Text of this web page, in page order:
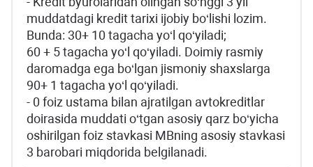
muddatdagi kredit tarixi ijobiy bo‘lishi lozim.
Bunda: 30+ 10 tagacha yo‘l qo‘yiladi;
60 + 5 tagacha yo‘l qo‘yiladi. Doimiy rasmiy
daromadga ega bo‘lgan jismoniy shaxslarga
90+ 1 tagacha yo‘l qo‘yiladi.
- 0 foiz ustama bilan ajratilgan avtokreditlar
doirasida muddati o‘tgan asosiy qarz bo‘yicha
oshirilgan foiz stavkasi MBning asosiy stavkasi
3 barobari miqdorida belgilanadi.